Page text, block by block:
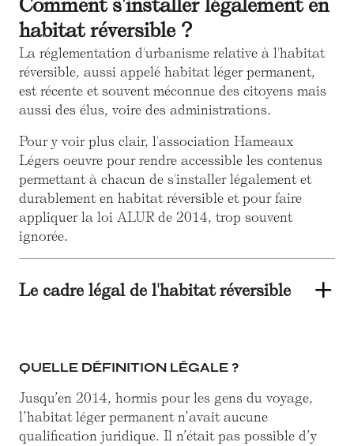
Comment s'installer légalement en
habitat réversible ?
La réglementation d'urbanisme relative à l'habitat
réversible, aussi appelé habitat léger permanent,
est récente et souvent méconnue des citoyens mais
aussi des élus, voire des administrations.
Pour y voir plus clair, l'association Hameaux
Légers oeuvre pour rendre accessible les contenus
permettant à chacun de s'installer légalement et
durablement en habitat réversible et pour faire
appliquer la loi ALUR de 2014, trop souvent
ignorée.
Le cadre légal de l'habitat réversible
QUELLE DÉFINITION LÉGALE ?
Jusqu’en 2014, hormis pour les gens du voyage,
l’habitat léger permanent n’avait aucune
qualification juridique. Il n’était pas possible d’y